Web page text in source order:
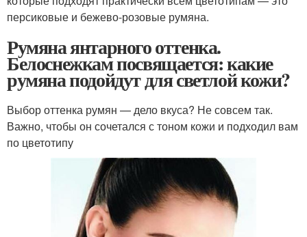
персиковые и бежево-розовые румяна.
Румяна янтарного оттенка.
Белоснежкам посвящается: какие
румяна подойдут для светлой кожи?
Выбор оттенка румян — дело вкуса? Не совсем так.
Важно, чтобы он сочетался с тоном кожи и подходил вам
по цветотипу